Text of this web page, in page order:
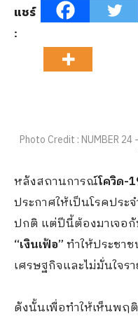
แชร์
:
Photo Credit : NUMBER
หลังสถานการณ์โควิด-
ประกาศให้เป็นโรคปร
ปกติ แต่ปีนี้ต้องมาเจอกั
“เงินเฟ้อ”ทำให้ประชา
เศรษฐกิจและไม่มั่นใจร
ดังนั้นเพื่อทำให้เห็นพฤ